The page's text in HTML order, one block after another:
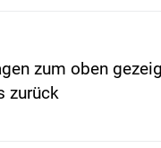
zum oben
zurück